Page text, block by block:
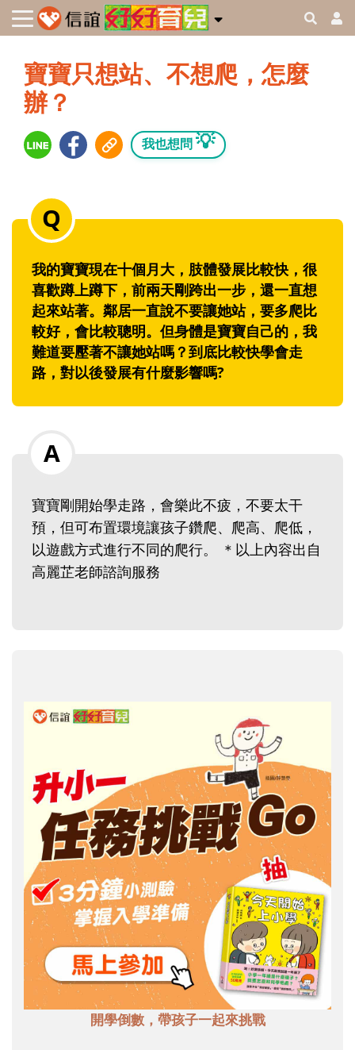
寶寶只想站、不想爬，怎麼
辦？
我也想問 💡
我的寶寶現在十個月大，肢體發展比較快，很
喜歡蹲上蹲下，前兩天剛跨出一步，還一直想
起來站著。鄰居一直說不要讓她站，要多爬比
較好，會比較聰明。但身體是寶寶自己的，我
難道要壓著不讓她站嗎？到底比較快學會走
路，對以後發展有什麼影響嗎?
寶寶剛開始學走路，會樂此不疲，不要太干
預，但可布置環境讓孩子鑽爬、爬高、爬低，
以遊戲方式進行不同的爬行。 ＊以上內容出自
高麗芷老師諮詢服務
開學倒數，帶孩子一起來挑戰